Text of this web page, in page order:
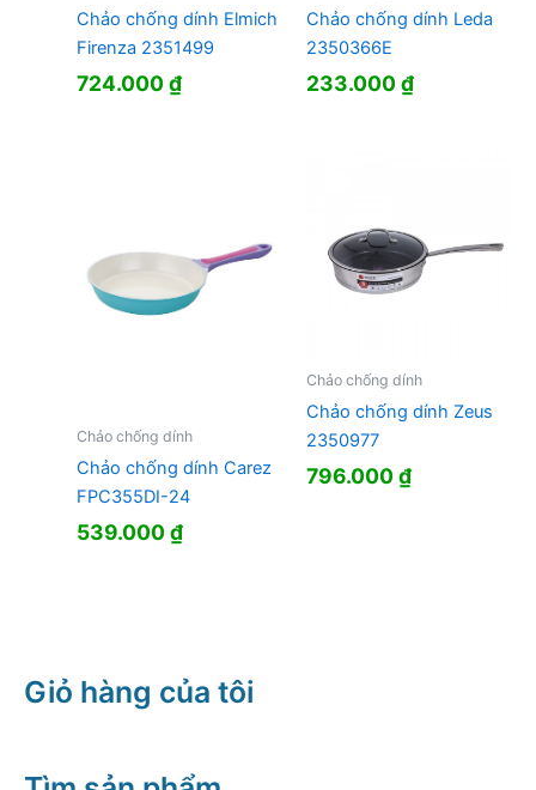
Chảo chống dính Elmich
Firenza 2351499
724.000₫
Chảo chống dính Leda
2350366E
233.000₫
Chảo chống dính
Chảo chống dính Carez
FPC355DI-24
539.000₫
Chảo chống dính
Chảo chống dính Zeus
2350977
796.000₫
Giỏ hàng của tôi